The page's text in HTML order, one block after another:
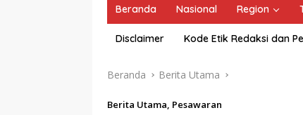
Beranda Nasional Region
Disclaimer Kode Etik Redaksi dan
Beranda Berita Utama
Berita Utama, Pesawaran